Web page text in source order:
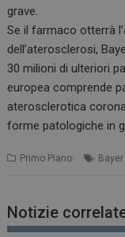
grave.
Se il farmaco otterrà
dell’aterosclerosi,
30 milioni di ulteriori
europea comprende
aterosclerotica
forme patologiche in
Primo Piano Bayer
Notizie